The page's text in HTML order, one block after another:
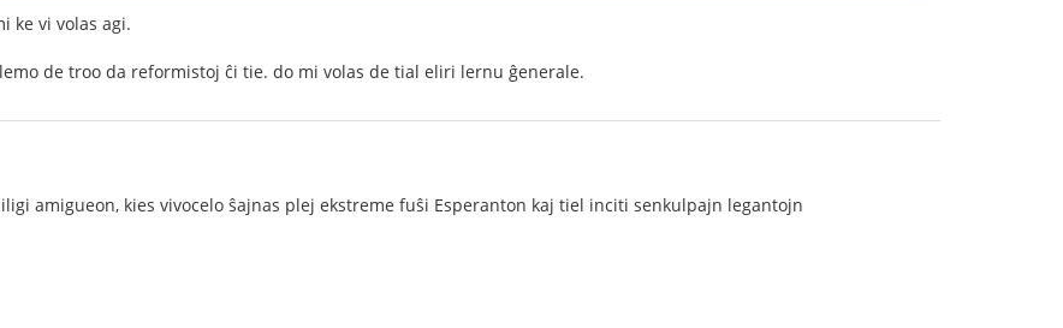
ke vi volas agi.
de troo da reformistoj ĉi tie. do mi volas de tial eliri lernu ĝenerale.
amigueon, kies vivocelo ŝajnas plej ekstreme fuŝi Esperanton kaj tiel inciti senkulpajn legantojn